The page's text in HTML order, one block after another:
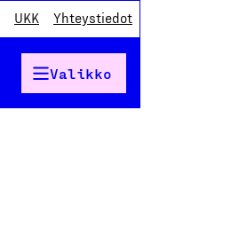
UKK Yhteystiedot
Valikko